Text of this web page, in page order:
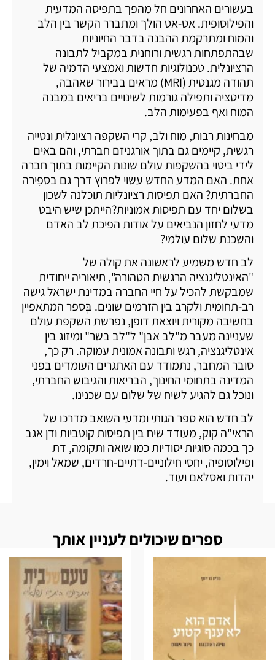
בעשורים האחרונים חל מהפך בתפיסה המדעית
והפילוסופית. אט-אט הולך ומתברר הקשר בין הלב
והמוח ומתרקמת ההבנה בדבר החיוניות
שבהתפתחות רגשית ורוחנית במקביל לתבונה
הרציונלית. טכנולוגיות חדשות ואמצעי הדמיה של
תהודה מגנטית (MRI) מראים בבירור שאהבה,
מדיטציה ותפילה גורמות לשינויים בריאים במבנה
המוח ואף בפעימות הלב.
מבחינות רבות, מוח ולב, קרי השקפה רציונלית ונטייה
רגשית, קיימים גם בתוך אורגניזם חברתי, והם באים
לידי ביטוי בהשקפות עולם שונות הקיימות בתוך חברה
אחת. האם המדע החדש עשוי לפרוץ דרך גם בספֵירה
החברתית? האם תפיסות רציונליות תוכלנה לשכון
בשלום יחד עם תפיסות אמוניות?הייתכן שיש היבט
מדעי לחזון הנביאים על אודות הפיכת לב האדם
והשכנת שלום עולמי?
לב חדש משמיע לראשונה את קולה של
"האינטליגנציה הרגשית הטהורה", תיאוריה ייחודית
שמבקשת להכיל על חיי החברה במדינת ישראל גישה
רב-תחומית ולקרב בין הזרמים שונים. בְּספר המתאפיין
בחשיבה מקורית ויוצאת דופן, נפרשת השקפת עולם
שעניינה מעבר מ"לב אבן" ל"לב בשר" ומיזוג בין
אינטליגנציה, רגש ותבונה אמונית עמוקה. רק כך,
סובר המחבר, נתמודד עם האתגרים העומדים בפני
המדינה בתחומי החינוך, הבריאות והגיבוש החברתי,
ונוכל גם להגיע לשיח של שלום עם שכנינו.
לב חדש הוא ספר הגותי ומדעי השואב מדרכו של
הראי"ה קוק, מעודד שיח בין תפיסות קוטביות ודן אגב
כך בכמה סוגיות יסודיות כמו שואה ותקומה, דת
ופילוסופיה, יחסי חילוניים-דתיים-חרדים, שמאל וימין,
יהדות ואסלאם ועוד.
ספרים שיכולים לעניין אותך